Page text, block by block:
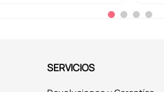
SERVICIOS